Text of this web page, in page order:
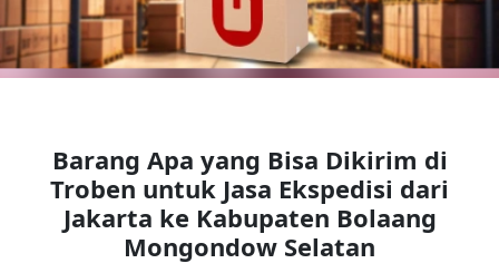
Barang Apa yang Bisa Dikirim di
Troben untuk Jasa Ekspedisi dari
Jakarta ke Kabupaten Bolaang
Mongondow Selatan